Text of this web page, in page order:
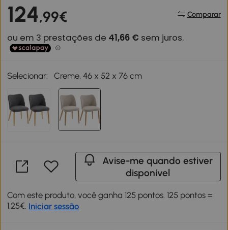
124,99€ Comparar
Selecionar: Creme, 46 x 52 x 76 cm
Avise-me quando estiver
disponível
Com este produto, você ganha 125 pontos. 125 pontos =
1,25€. Iniciar sessão